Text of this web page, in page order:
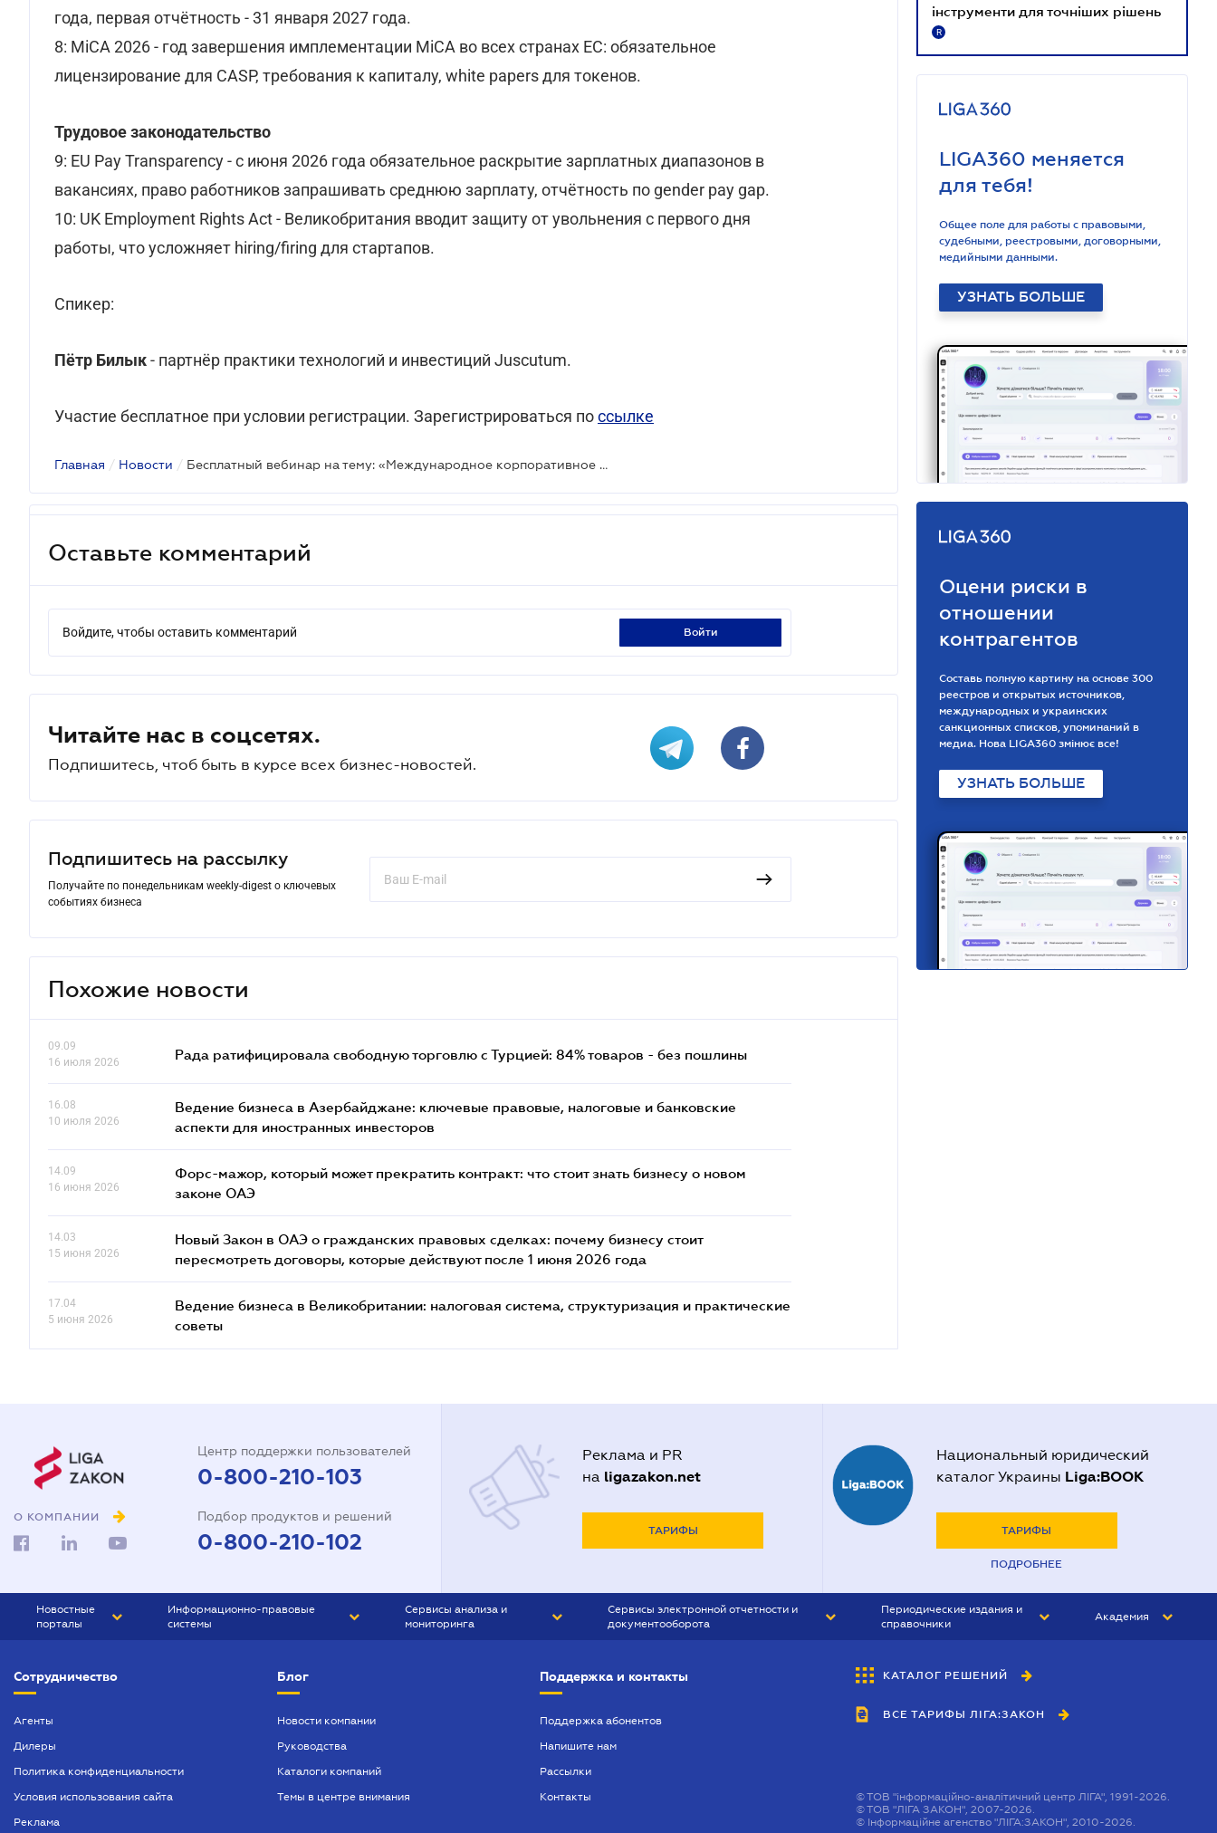
года, первая отчётность - 31 января 2027 года.
8: MiCA 2026 - год завершения имплементации MiCA во всех странах ЕС: обязательное
лицензирование для CASP, требования к капиталу, white papers для токенов.
Трудовое законодательство
9: EU Pay Transparency - с июня 2026 года обязательное раскрытие зарплатных диапазонов в
вакансияx, право работников запрашивать среднюю зарплату, отчётность по gender pay gap.
10: UK Employment Rights Act - Великобритания вводит защиту от увольнения с первого дня
работы, что усложняет hiring/firing для стартапов.
Спикер:
Пётр Билык- партнёр практики технологий и инвестиций Juscutum.
Участие бесплатное при условии регистрации. Зарегистрироваться поссылке
Главная / Новости / Бесплатный вебинар на тему: «Международное корпоративное структурирование: что учитывать в 2026 году»
Оставьте комментарий
Войдите, чтобы оставить комментарий войти
Читайте нас в соцсетях.
Подпишитесь, чтоб быть в курсе всех бизнес-новостей.
Подпишитесь на рассылку
Получайте по понедельникам weekly-digest о ключевых
событиях бизнеса
Похожие новости
09.09
16 июля 2026
Рада ратифицировала свободную торговлю с Турцией: 84% товаров - без пошлины
16.08
10 июля 2026
Ведение бизнеса в Азербайджане: ключевые правовые, налоговые и банковские
аcпекти для иностранных инвесторов
14.09
16 июня 2026
Форс-мажор, который может прекратить контракт: что стоит знать бизнесу о новом
законе ОАЭ
14.03
15 июня 2026
Новый Закон в ОАЭ о гражданских правовых сделках: почему бизнесу стоит
пересмотреть договоры, которые действуют после 1 июня 2026 года
17.04
5 июня 2026
Ведение бизнеса в Великобритании: налоговая система, структуризация и практические
советы
інструменти для точніших рішень
R
LIGA360 меняется
для тебя!
Общее поле для работы с правовыми,
судебными, реестровыми, договорными,
медийными данными.
УЗНАТЬ БОЛЬШЕ
Оцени риски в
отношении
контрагентов
Составь полную картину на основе 300
реестров и открытых источников,
международных и украинских
санкционных списков, упоминаний в
медиа. Нова LIGA360 змінює все!
УЗНАТЬ БОЛЬШЕ
О КОМПАНИИ
Центр поддержки пользователей
0-800-210-103
Подбор продуктов и решений
0-800-210-102
Реклама и PR
на ligazakon.net
ТАРИФЫ
Национальный юридический
каталог Украины Liga:BOOK
ТАРИФЫ
ПОДРОБНЕЕ
Новостные
порталы
БИЗНЕС
Информационно-правовые
системы
БУХГАЛТЕР ПРОФ
ЮРИСТ ПРОФ
Сервисы анализа и
мониторинга
Сервисы электронной отчетности и
документооборота
Периодические издания и
справочники
БУХГАЛТЕР&ЗАКОН
ВЕСТНИК МСФО
Академия
Сотрудничество
Агенты
Дилеры
Политика конфиденциальности
Условия использования сайта
Реклама
Блог
Новости компании
Руководства
Каталоги компаний
Темы в центре внимания
Поддержка и контакты
Поддержка абонентов
Напишите нам
Рассылки
Контакты
КАТАЛОГ РЕШЕНИЙ
ВСЕ ТАРИФЫ ЛІГА:ЗАКОН
©ТОВ "інформаційно-аналітичний центр ЛІГА", 1991-2026.
©ТОВ "ЛІГА ЗАКОН", 2007-2026.
© Інформаційне агенство "ЛІГА:ЗАКОН", 2010-2026.